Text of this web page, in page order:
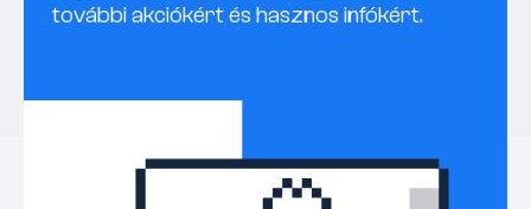
további akciókért és hasznos infókért.